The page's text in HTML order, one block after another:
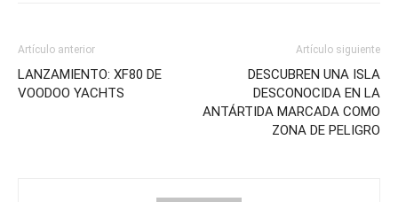
Artículo anterior
LANZAMIENTO: XF80 DE
VOODOO YACHTS
Artículo siguiente
DESCUBREN UNA ISLA
DESCONOCIDA EN LA
ANTÁRTIDA MARCADA COMO
ZONA DE PELIGRO